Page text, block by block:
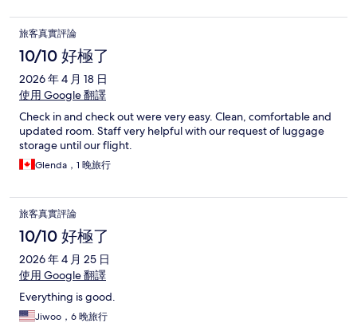
旅客真實評論
10/10 好極了
2026 年 4 月 18 日
使用 Google 翻譯
Check in and check out were very easy. Clean, comfortable and
updated room. Staff very helpful with our request of luggage
storage until our flight.
Glenda，1 晚旅行
旅客真實評論
10/10 好極了
2026 年 4 月 25 日
使用 Google 翻譯
Everything is good.
Jiwoo，6 晚旅行